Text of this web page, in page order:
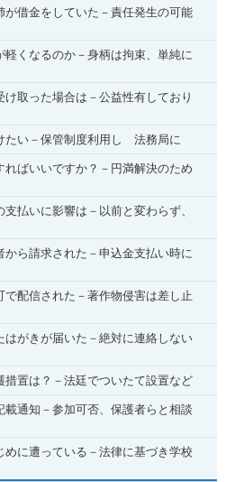
借金をしていた－責任発生の可能
くなるのか－身柄は拘束、単純に
け取った場合は－公益性有しており
い－保管制度利用し 法務局に
ばいいですか？－円満解決のため
払いに影響は－以前と変わらず、
ら請求された－申込金支払い時に
配信された－著作物侵害は差し止
はがきが届いた－絶対に連絡しない
置は？－法廷でついたて設置など
通知－参加可否、保護者らと相談
に遭っている－法律に基づき学校